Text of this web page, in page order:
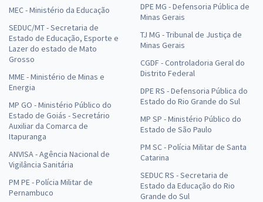
MEC - Ministério da Educação
SEDUC/MT - Secretaria de
Estado de Educação, Esporte e
Lazer do estado de Mato
Grosso
MME - Ministério de Minas e
Energia
MP GO - Ministério Público do
Estado de Goiás - Secretário
Auxiliar da Comarca de
Itapuranga
ANVISA - Agência Nacional de
Vigilância Sanitária
PM PE - Polícia Militar de
Pernambuco
DPE MG - Defensoria Pública de
Minas Gerais
TJ MG - Tribunal de Justiça de
Minas Gerais
CGDF - Controladoria Geral do
Distrito Federal
DPE RS - Defensoria Pública do
Estado do Rio Grande do Sul
MP SP - Ministério Público do
Estado de São Paulo
PM SC - Polícia Militar de Santa
Catarina
SEDUC RS - Secretaria de
Estado da Educação do Rio
Grande do Sul